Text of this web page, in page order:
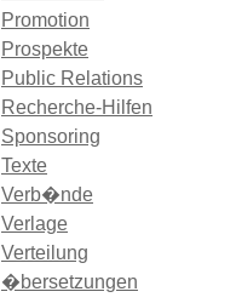
Promotion
Prospekte
Public Relations
Recherche-Hilfen
Sponsoring
Texte
Verb�nde
Verlage
Verteilung
�bersetzungen